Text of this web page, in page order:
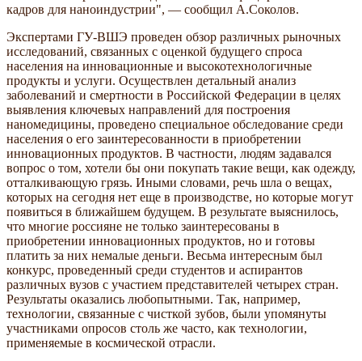
кадров для наноиндустрии", — сообщил А.Соколов.
Экспертами ГУ-ВШЭ проведен обзор различных рыночных
исследований, связанных с оценкой будущего спроса
населения на инновационные и высокотехнологичные
продукты и услуги. Осуществлен детальный анализ
заболеваний и смертности в Российской Федерации в целях
выявления ключевых направлений для построения
наномедицины, проведено специальное обследование среди
населения о его заинтересованности в приобретении
инновационных продуктов. В частности, людям задавался
вопрос о том, хотели бы они покупать такие вещи, как одежду,
отталкивающую грязь. Иными словами, речь шла о вещах,
которых на сегодня нет еще в производстве, но которые могут
появиться в ближайшем будущем. В результате выяснилось,
что многие россияне не только заинтересованы в
приобретении инновационных продуктов, но и готовы
платить за них немалые деньги. Весьма интересным был
конкурс, проведенный среди студентов и аспирантов
различных вузов с участием представителей четырех стран.
Результаты оказались любопытными. Так, например,
технологии, связанные с чисткой зубов, были упомянуты
участниками опросов столь же часто, как технологии,
применяемые в космической отрасли.